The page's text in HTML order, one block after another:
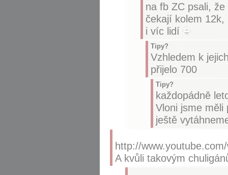
na fb ZC psali,
čekají kolem
i víc lidí
Tipy?
Vzhledem k
přijelo 700
Tipy?
každopádně
Vloni jsme
ještě
http://
A kvůli takovým